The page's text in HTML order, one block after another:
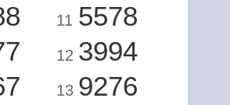
11 5578
12 3994
13 9276